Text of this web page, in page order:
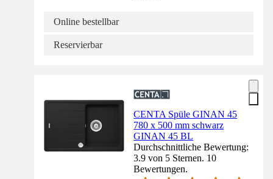
Online bestellbar
Reservierbar
CENTA Spüle GINAN 45
780 x 500 mm schwarz
GINAN 45 BL
Durchschnittliche Bewertung:
3.9 von 5 Sternen. 10
Bewertungen.